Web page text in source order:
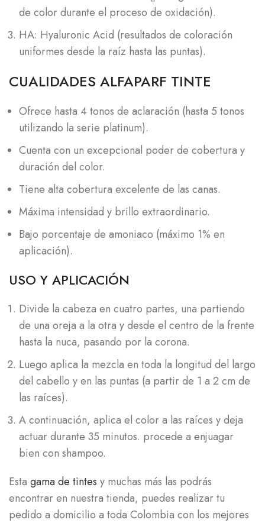
de color durante el proceso de oxidación).
HA: Hyaluronic Acid (resultados de coloración
uniformes desde la raíz hasta las puntas).
CUALIDADES ALFAPARF TINTE
Ofrece hasta 4 tonos de aclaración (hasta 5 tonos
utilizando la serie platinum).
Cuenta con un excepcional poder de cobertura y
duración del color.
Tiene alta cobertura excelente de las canas.
Máxima intensidad y brillo extraordinario.
Bajo porcentaje de amoniaco (máximo 1% en
aplicación).
USO Y APLICACIÓN
Divide la cabeza en cuatro partes, una partiendo
de una oreja a la otra y desde el centro de la frente
hasta la nuca, pasando por la corona.
Luego aplica la mezcla en toda la longitud del largo
del cabello y en las puntas (a partir de 1 a 2 cm de
las raíces).
A continuación, aplica el color a las raíces y deja
actuar durante 35 minutos. procede a enjuagar
bien con shampoo.
Esta gama de tintes y muchas más las podrás
encontrar en nuestra tienda, puedes realizar tu
pedido a domicilio a toda Colombia con los mejores